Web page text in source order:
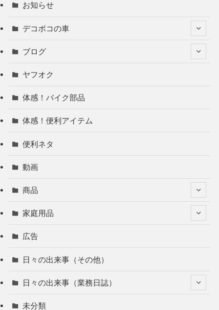
お知らせ
デコボコの車
ブログ
ヤフオク
体感！バイク部品
体感！便利アイテム
便利ネタ
動画
商品
家庭用品
広告
日々の出来事（その他）
日々の出来事（業務日誌）
未分類